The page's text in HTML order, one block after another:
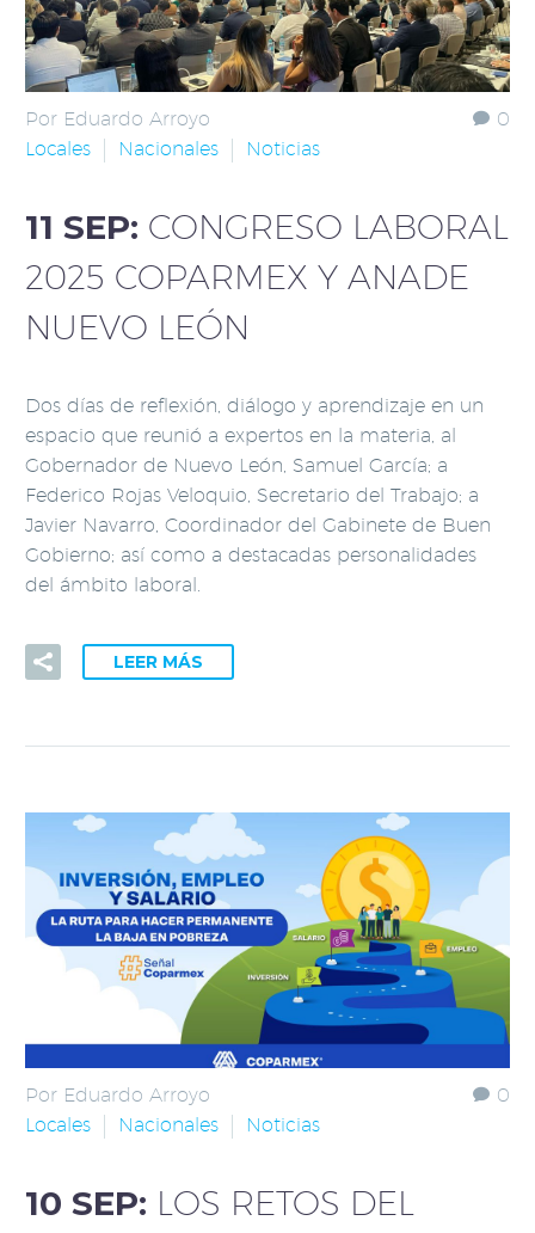
0
Por Eduardo Arroyo
Locales
Nacionales Noticias
11 SEP: CONGRESO LABORAL
2025 COPARMEX Y ANADE
NUEVO LEÓN
Dos días de reflexión, diálogo y aprendizaje en un
espacio que reunió a expertos en la materia, al
Gobernador de Nuevo León, Samuel García; a
Federico Rojas Veloquio, Secretario del Trabajo; a
Javier Navarro, Coordinador del Gabinete de Buen
Gobierno; así como a destacadas personalidades
del ámbito laboral.
LEER MÁS
0
Por Eduardo Arroyo
Locales
Nacionales Noticias
10 SEP: LOS RETOS DEL